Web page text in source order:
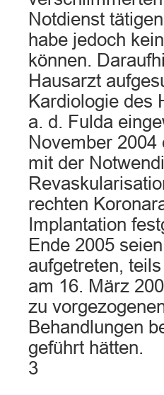
Notdienst
habe jedoch
können.
Hausarzt
Kardiologie des
a. d. Fulda
November
mit der
rechten
Implantation
Ende 2005
aufgetreten,
am 16. März
zu
Behandlungen
geführt hätten.
3